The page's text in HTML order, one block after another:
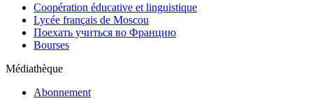
Coopération éducative et linguistique
Lycée français de Moscou
Поехать учиться во Францию
Bourses
Médiathèque
Abonnement